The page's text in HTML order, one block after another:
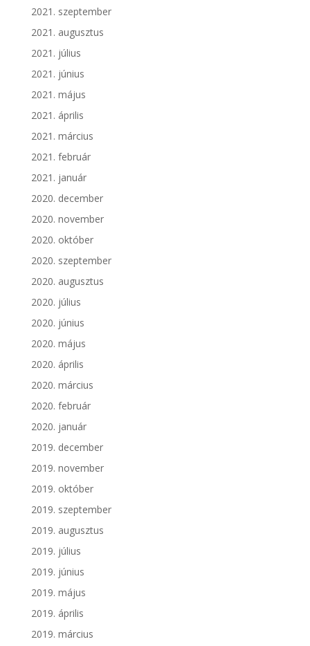
2021. szeptember
2021. augusztus
2021. július
2021. június
2021. május
2021. április
2021. március
2021. február
2021. január
2020. december
2020. november
2020. október
2020. szeptember
2020. augusztus
2020. július
2020. június
2020. május
2020. április
2020. március
2020. február
2020. január
2019. december
2019. november
2019. október
2019. szeptember
2019. augusztus
2019. július
2019. június
2019. május
2019. április
2019. március